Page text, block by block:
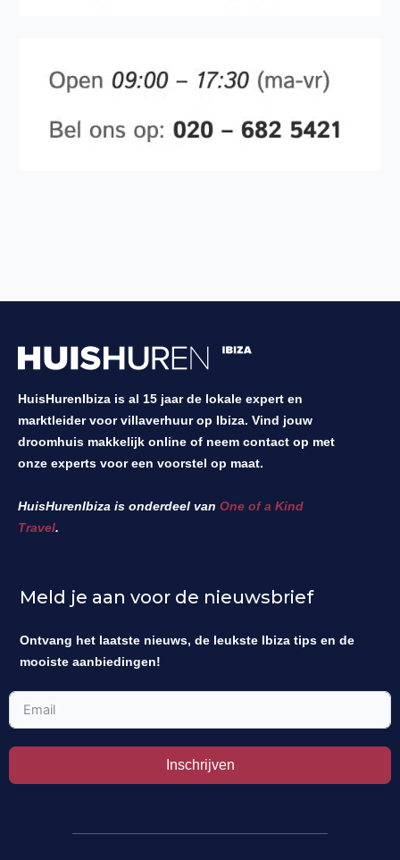
HuisHurenIbiza is al 15 jaar de lokale expert en
marktleider voor villaverhuur op Ibiza. Vind jouw
droomhuis makkelijk online of neem contact op met
onze experts voor een voorstel op maat.
HuisHurenIbiza is onderdeel van One of a Kind
Travel.
Meld je aan voor de nieuwsbrief
Ontvang het laatste nieuws, de leukste Ibiza tips en de
mooiste aanbiedingen!
Inschrijven